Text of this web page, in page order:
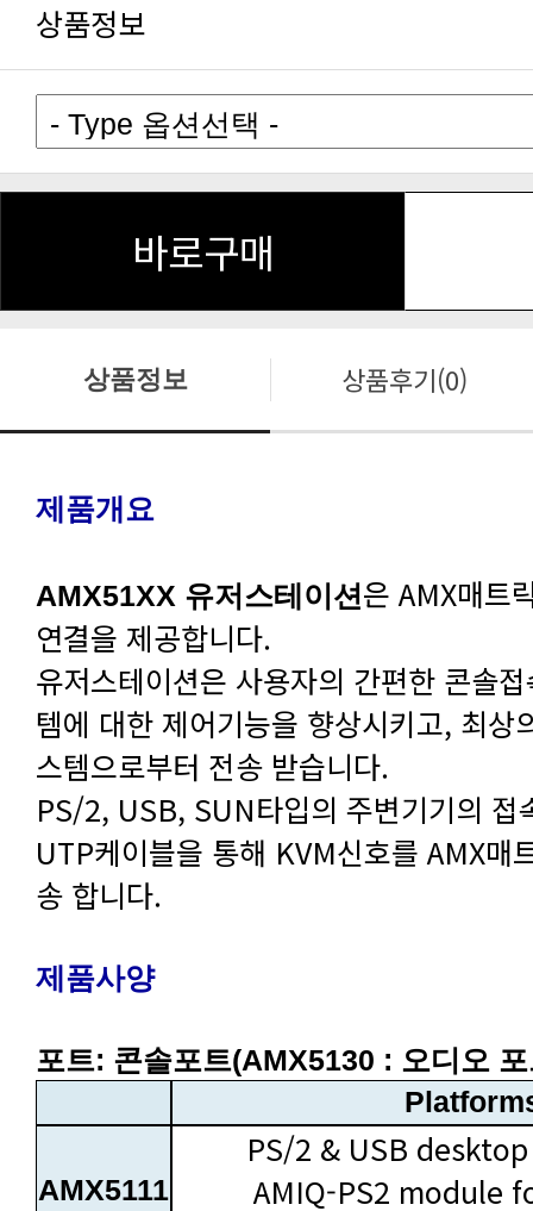
상품정보
바로구매
상품정보 상품후기(0)
제품개요
AMX51XX 유저스테이션
연결을 제공합니다.
스템으로부터 전송 받습니다.
송 합니다.
제품사양
포트: 콘솔포트(AMX5130 : 오디오
AMX5111
PS/2 & USB